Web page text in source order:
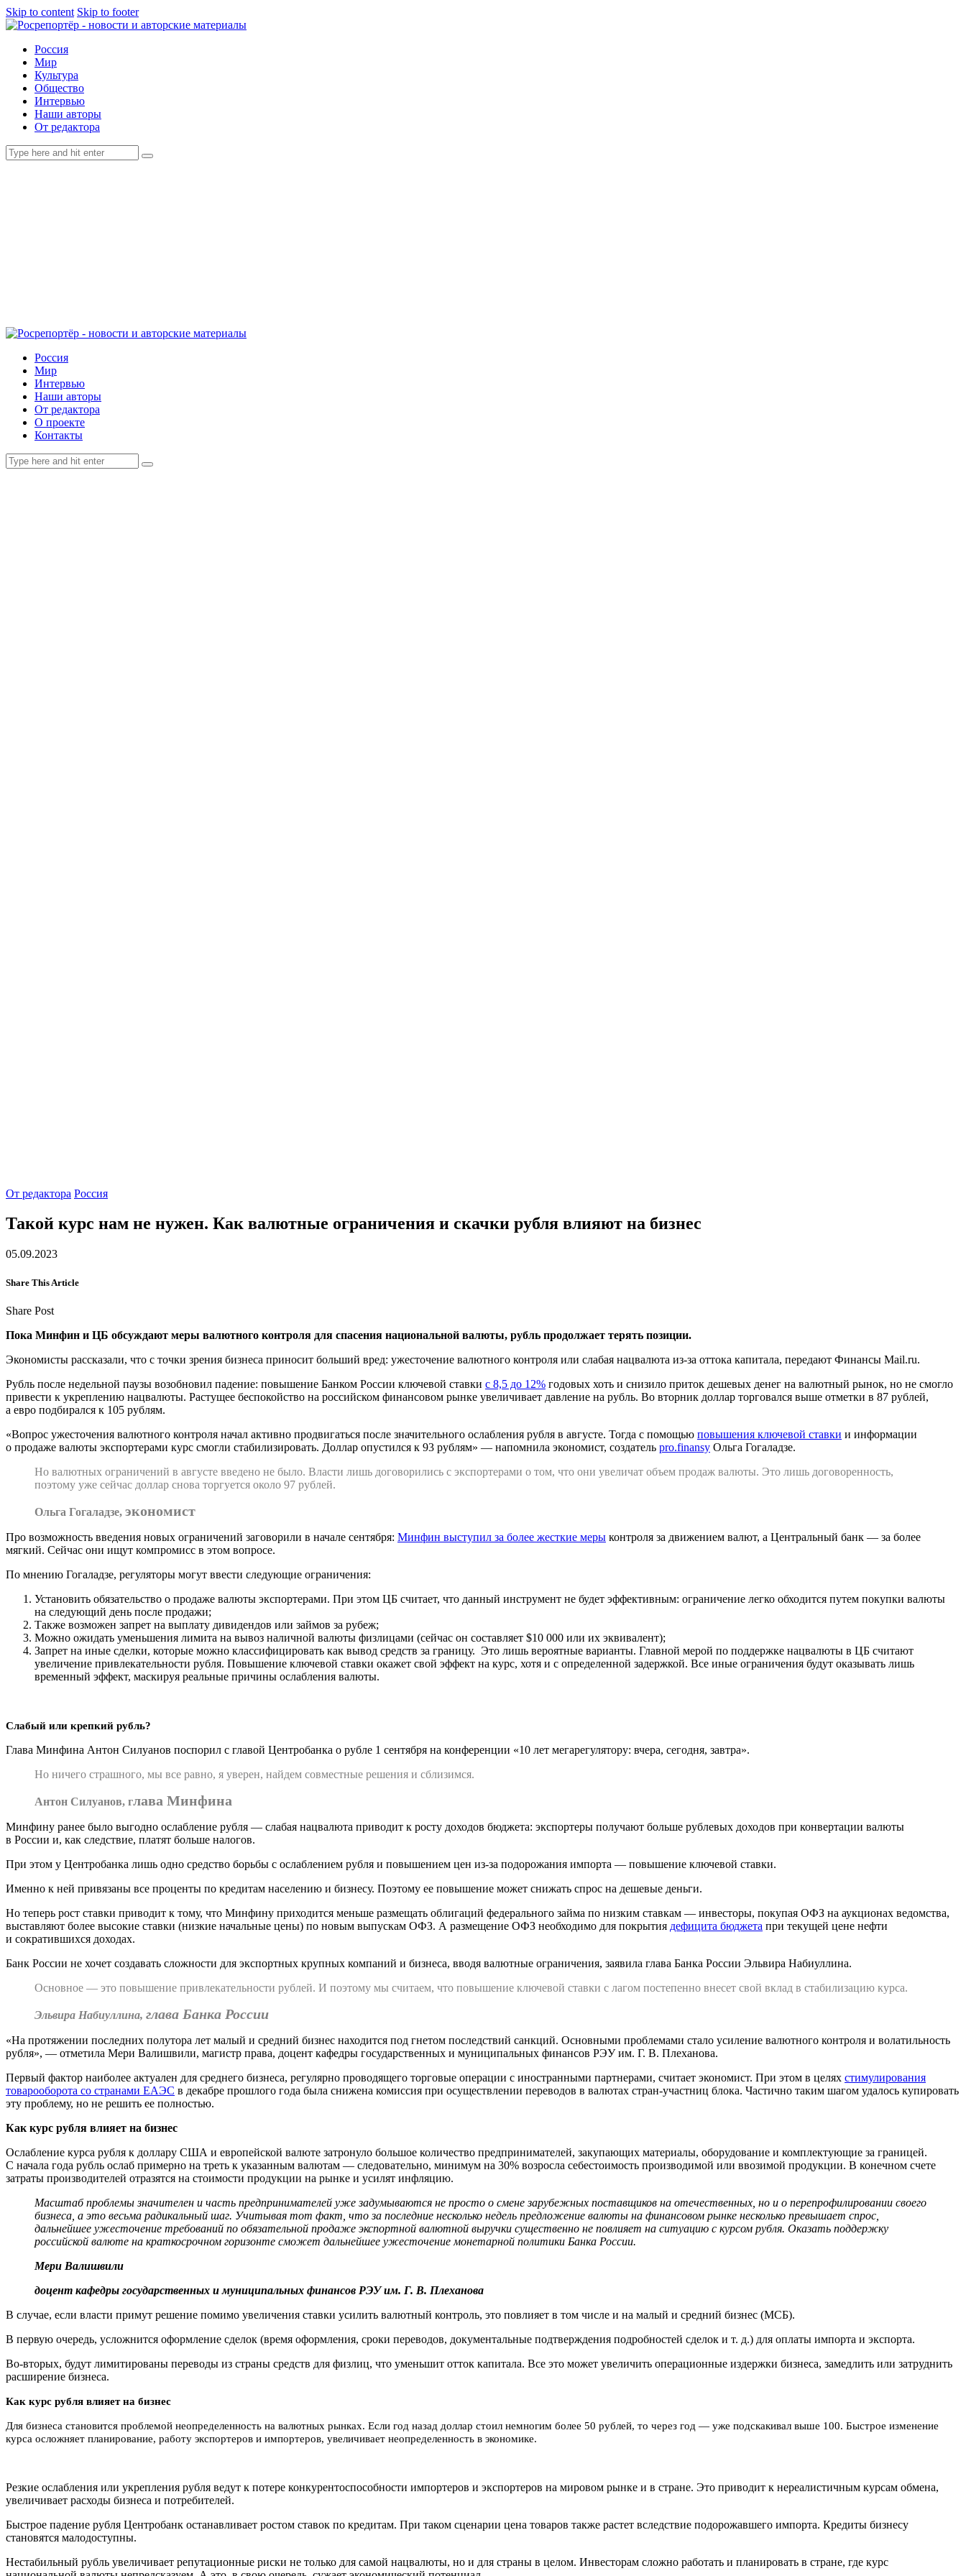
Skip to content Skip to footer
Россия
Мир
Культура
Общество
Интервью
Наши авторы
От редактора
Россия
Мир
Интервью
Наши авторы
От редактора
О проекте
Контакты
От редактора Россия
Такой курс нам не нужен. Как валютные ограничения и скачки рубля влияют на бизнес
05.09.2023
Share This Article
Share Post
Пока Минфин и ЦБ обсуждают меры валютного контроля для спасения национальной валюты, рубль продолжает терять позиции.
Экономисты рассказали, что с точки зрения бизнеса приносит больший вред: ужесточение валютного контроля или слабая нацвалюта из-за оттока капитала, передают Финансы Mail.ru.
Рубль после недельной паузы возобновил падение: повышение Банком России ключевой ставки с 8,5 до 12% годовых хоть и снизило приток дешевых денег на валютный рынок, но не смогло
привести к укреплению нацвалюты. Растущее беспокойство на российском финансовом рынке увеличивает давление на рубль. Во вторник доллар торговался выше отметки в 87 рублей,
а евро подбирался к 105 рублям.
«Вопрос ужесточения валютного контроля начал активно продвигаться после значительного ослабления рубля в августе. Тогда с помощью повышения ключевой ставки и информации
о продаже валюты экспортерами курс смогли стабилизировать. Доллар опустился к 93 рублям» — напомнила экономист, создатель pro.finansy Ольга Гогаладзе.
Но валютных ограничений в августе введено не было. Власти лишь договорились с экспортерами о том, что они увеличат объем продаж валюты. Это лишь договоренность,
поэтому уже сейчас доллар снова торгуется около 97 рублей.
Ольга Гогаладзе, экономист
Про возможность введения новых ограничений заговорили в начале сентября: Минфин выступил за более жесткие меры контроля за движением валют, а Центральный банк — за более
мягкий. Сейчас они ищут компромисс в этом вопросе.
По мнению Гогаладзе, регуляторы могут ввести следующие ограничения:
Установить обязательство о продаже валюты экспортерами. При этом ЦБ считает, что данный инструмент не будет эффективным: ограничение легко обходится путем покупки валюты
на следующий день после продажи;
Также возможен запрет на выплату дивидендов или займов за рубеж;
Можно ожидать уменьшения лимита на вывоз наличной валюты физлицами (сейчас он составляет $10 000 или их эквивалент);
Запрет на иные сделки, которые можно классифицировать как вывод средств за границу. Это лишь вероятные варианты. Главной мерой по поддержке нацвалюты в ЦБ считают
увеличение привлекательности рубля. Повышение ключевой ставки окажет свой эффект на курс, хотя и с определенной задержкой. Все иные ограничения будут оказывать лишь
временный эффект, маскируя реальные причины ослабления валюты.
Слабый или крепкий рубль?
Глава Минфина Антон Силуанов поспорил с главой Центробанка о рубле 1 сентября на конференции «10 лет мегарегулятору: вчера, сегодня, завтра».
Но ничего страшного, мы все равно, я уверен, найдем совместные решения и сблизимся.
Антон Силуанов, глава Минфина
Минфину ранее было выгодно ослабление рубля — слабая нацвалюта приводит к росту доходов бюджета: экспортеры получают больше рублевых доходов при конвертации валюты
в России и, как следствие, платят больше налогов.
При этом у Центробанка лишь одно средство борьбы с ослаблением рубля и повышением цен из-за подорожания импорта — повышение ключевой ставки.
Именно к ней привязаны все проценты по кредитам населению и бизнесу. Поэтому ее повышение может снижать спрос на дешевые деньги.
Но теперь рост ставки приводит к тому, что Минфину приходится меньше размещать облигаций федерального займа по низким ставкам — инвесторы, покупая ОФЗ на аукционах ведомства,
выставляют более высокие ставки (низкие начальные цены) по новым выпускам ОФЗ. А размещение ОФЗ необходимо для покрытия дефицита бюджета при текущей цене нефти
и сократившихся доходах.
Банк России не хочет создавать сложности для экспортных крупных компаний и бизнеса, вводя валютные ограничения, заявила глава Банка России Эльвира Набиуллина.
Основное — это повышение привлекательности рублей. И поэтому мы считаем, что повышение ключевой ставки с лагом постепенно внесет свой вклад в стабилизацию курса.
Эльвира Набиуллина, глава Банка России
«На протяжении последних полутора лет малый и средний бизнес находится под гнетом последствий санкций. Основными проблемами стало усиление валютного контроля и волатильность
рубля», — отметила Мери Валишвили, магистр права, доцент кафедры государственных и муниципальных финансов РЭУ им. Г. В. Плеханова.
Первый фактор наиболее актуален для среднего бизнеса, регулярно проводящего торговые операции с иностранными партнерами, считает экономист. При этом в целях стимулирования
товарооборота со странами ЕАЭС в декабре прошлого года была снижена комиссия при осуществлении переводов в валютах стран-участниц блока. Частично таким шагом удалось купировать
эту проблему, но не решить ее полностью.
Как курс рубля влияет на бизнес
Ослабление курса рубля к доллару США и европейской валюте затронуло большое количество предпринимателей, закупающих материалы, оборудование и комплектующие за границей.
С начала года рубль ослаб примерно на треть к указанным валютам — следовательно, минимум на 30% возросла себестоимость производимой или ввозимой продукции. В конечном счете
затраты производителей отразятся на стоимости продукции на рынке и усилят инфляцию.
Масштаб проблемы значителен и часть предпринимателей уже задумываются не просто о смене зарубежных поставщиков на отечественных, но и о перепрофилировании своего
бизнеса, а это весьма радикальный шаг. Учитывая тот факт, что за последние несколько недель предложение валюты на финансовом рынке несколько превышает спрос,
дальнейшее ужесточение требований по обязательной продаже экспортной валютной выручки существенно не повлияет на ситуацию с курсом рубля. Оказать поддержку
российской валюте на краткосрочном горизонте сможет дальнейшее ужесточение монетарной политики Банка России.
Мери Валишвили
доцент кафедры государственных и муниципальных финансов РЭУ им. Г. В. Плеханова
В случае, если власти примут решение помимо увеличения ставки усилить валютный контроль, это повлияет в том числе и на малый и средний бизнес (МСБ).
В первую очередь, усложнится оформление сделок (время оформления, сроки переводов, документальные подтверждения подробностей сделок и т. д.) для оплаты импорта и экспорта.
Во-вторых, будут лимитированы переводы из страны средств для физлиц, что уменьшит отток капитала. Все это может увеличить операционные издержки бизнеса, замедлить или затруднить
расширение бизнеса.
Как курс рубля влияет на бизнес
Для бизнеса становится проблемой неопределенность на валютных рынках. Если год назад доллар стоил немногим более 50 рублей, то через год — уже подскакивал выше 100. Быстрое изменение
курса осложняет планирование, работу экспортеров и импортеров, увеличивает неопределенность в экономике.
Резкие ослабления или укрепления рубля ведут к потере конкурентоспособности импортеров и экспортеров на мировом рынке и в стране. Это приводит к нереалистичным курсам обмена,
увеличивает расходы бизнеса и потребителей.
Быстрое падение рубля Центробанк останавливает ростом ставок по кредитам. При таком сценарии цена товаров также растет вследствие подорожавшего импорта. Кредиты бизнесу
становятся малодоступны.
Нестабильный рубль увеличивает репутационные риски не только для самой нацвалюты, но и для страны в целом. Инвесторам сложно работать и планировать в стране, где курс